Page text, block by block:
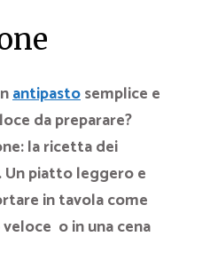
antipastosemplice e
da preparare?
la ricetta dei
piatto leggero e
in tavola come
o in una cena